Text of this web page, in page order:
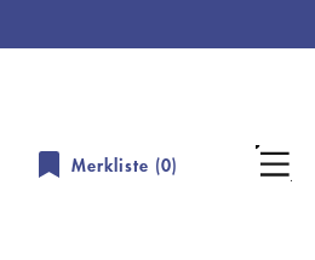
Merkliste (0)